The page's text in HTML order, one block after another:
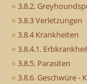
3.8.2.
3.8.3 Verletzungen
3.8.4 Krankheiten
3.8.4.1.
3.8.5. Parasiten
3.8.6. Geschwüre -